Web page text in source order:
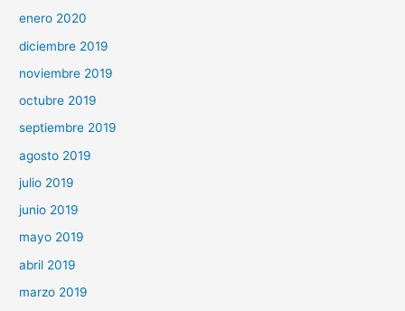
enero 2020
diciembre 2019
noviembre 2019
octubre 2019
septiembre 2019
agosto 2019
julio 2019
junio 2019
mayo 2019
abril 2019
marzo 2019